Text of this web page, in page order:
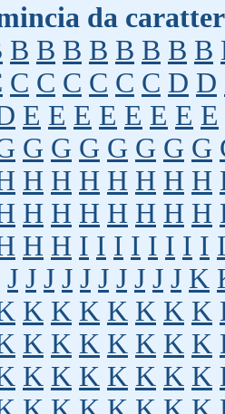
da
B B B B B B B B
C C C C C C D D
E E E E E E E E
G G G G G G G
H H H H H H H
H H H H H H H
H H I I I I I I I I
J J J J J J J J J J K
K K K K K K K
K K K K K K K
K K K K K K K